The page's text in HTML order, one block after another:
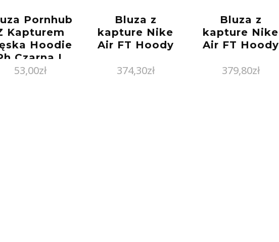
Pornhub
Kapturem
Hoodie
Czarna L
53,00zł
Bluza z
kapture Nike
Air FT Hoody
374,30zł
Bluza z
kapture Nike
Air FT Hoody
379,80zł